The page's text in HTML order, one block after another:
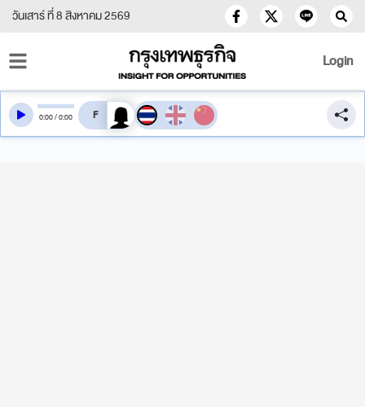
วันเสาร์ ที่ 8 สิงหาคม 2569
Login
0:00/0:00 สลับเสียงอ่าน